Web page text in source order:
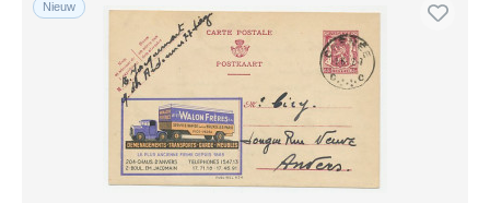
Gratis levering
Betaalmiddelen
PayPal
Bankoverschrijving
Visa
Mastercard
Nieuw